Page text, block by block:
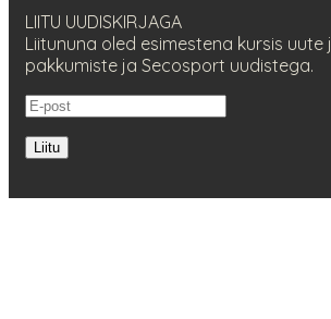
LIITU UUDISKIRJAGA
Liitununa oled esimestena kursis
pakkumiste ja Secosport uudistega.
Liitu